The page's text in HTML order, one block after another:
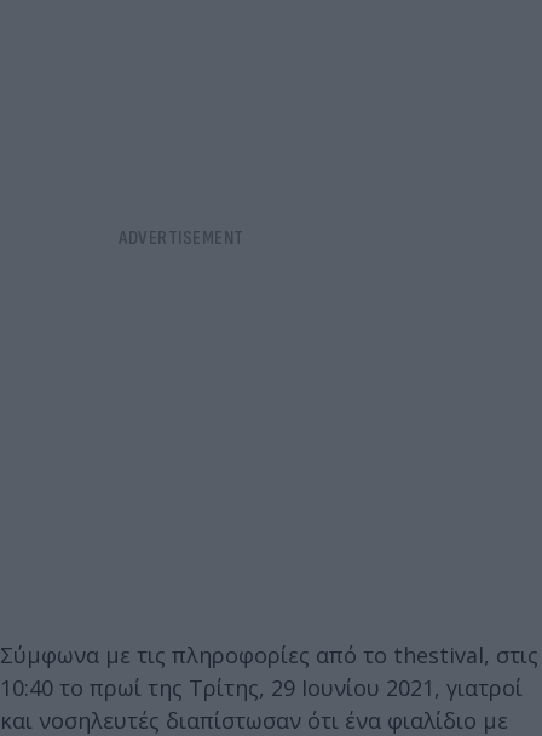
Σύμφωνα με τις πληροφορίες από το thestival, στις
10:40 το πρωί της Τρίτης, 29 Ιουνίου 2021, γιατροί
και νοσηλευτές διαπίστωσαν ότι ένα φιαλίδιο με